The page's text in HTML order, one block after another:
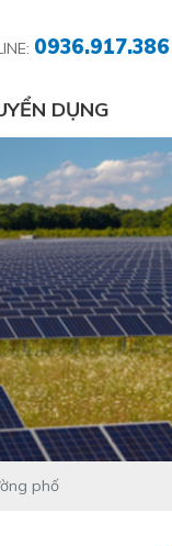
0936.917.386
DỤNG
phố